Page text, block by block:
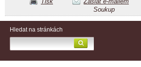
Soukup
Hledat na stránkách